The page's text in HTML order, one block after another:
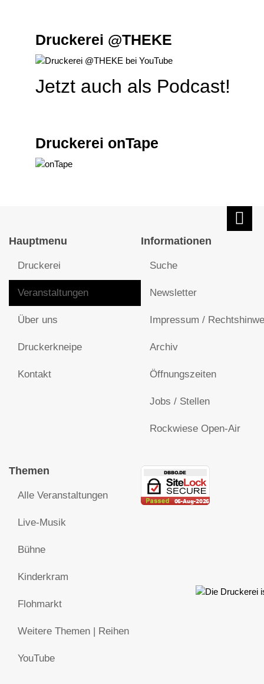
Druckerei @THEKE
Jetzt auch als Podcast!
Druckerei onTape
Hauptmenu
Druckerei
Veranstaltungen
Über uns
Druckerkneipe
Kontakt
Informationen
Suche
Newsletter
Impressum /
Archiv
Öffnungszeiten
Jobs / Stellen
Rockwiese Open-Air
Themen
Alle Veranstaltungen
Live-Musik
Bühne
Kinderkram
Flohmarkt
Weitere Themen | Reihen
YouTube